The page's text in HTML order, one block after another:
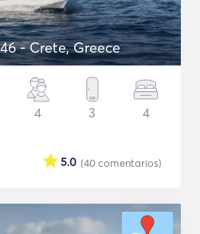
- Crete, Greece
4 3 4
(40comentarios)
5.0